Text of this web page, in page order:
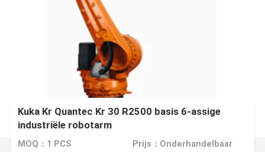
Kuka Kr Quantec Kr 30 R2500 basis 6-assige
industriële robotarm
MOQ：1 PCS Prijs：Onderhandelbaar